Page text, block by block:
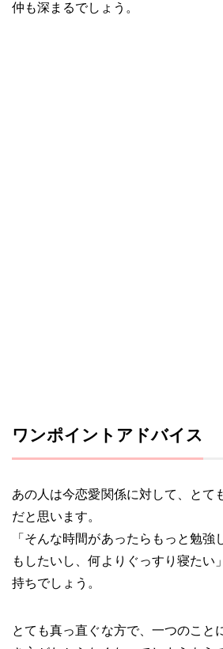
仲も深まるでしょう。
ワンポイントアドバイス
あの人は今恋愛関係に対して、とて
だと思います。
「そんな時間があったらもっと勉強
もしたいし、何よりぐっすり寝たい
持ちでしょう。
とても真っ直ぐな方で、一つのこと